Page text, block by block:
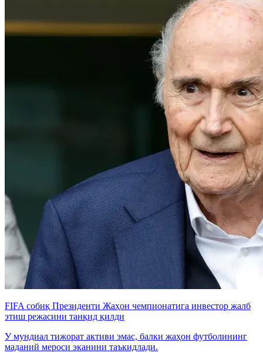
FIFA собиқ Президенти Жаҳон чемпионатига инвестор жалб
этиш режасини танқид қилди
У мундиал тижорат активи эмас, балки жаҳон футболининг
маданий мероси эканини таъкидлади.